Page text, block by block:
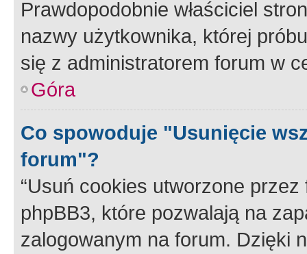
Prawdopodobnie właściciel
nazwy użytkownika, której
się z administratorem forum w
Góra
Co spowoduje "Usunięcie
forum"?
“Usuń cookies utworzone
phpBB3, które pozwalają na
zalogowanym na forum. Dzięki